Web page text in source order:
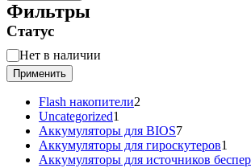
Фильтры
Статус
Статус
Нет в наличии
Применить
Flash накопители2
Uncategorized1
товар
Аккумуляторы для BIOS77
товаров
Аккумуляторы для гироскутеров1
Аккумуляторы для источников